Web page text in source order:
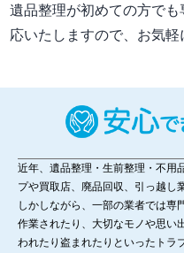
遺品整理が初めての方で
応いたしますので、お気軽
近年、遺品整理・生前整理・不用
プや買取店、廃品回収、引っ越し
しかしながら、一部の業者では専
作業されたり、大切なモノや思い
われたり盗まれたりといったトラ